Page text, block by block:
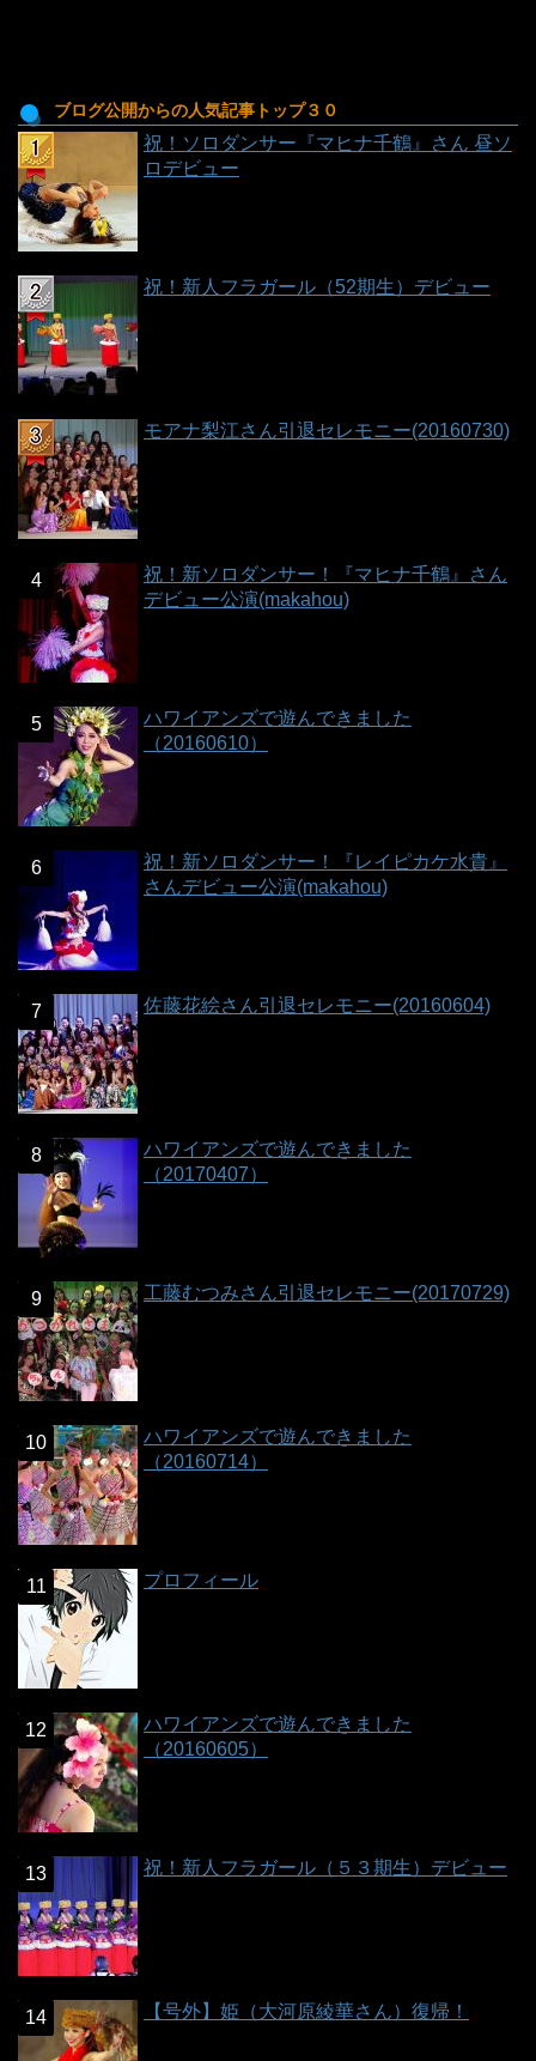
ブログ公開からの人気記事トップ３０
祝！ソロダンサー『マヒナ千鶴』さん 昼ソ
ロデビュー
祝！新人フラガール（52期生）デビュー
モアナ梨江さん引退セレモニー(20160730)
祝！新ソロダンサー！『マヒナ千鶴』さん
デビュー公演(makahou)
ハワイアンズで遊んできました
（20160610）
祝！新ソロダンサー！『レイピカケ水貴』
さんデビュー公演(makahou)
佐藤花絵さん引退セレモニー(20160604)
ハワイアンズで遊んできました
（20170407）
工藤むつみさん引退セレモニー(20170729)
ハワイアンズで遊んできました
（20160714）
プロフィール
ハワイアンズで遊んできました
（20160605）
祝！新人フラガール（５３期生）デビュー
【号外】姫（大河原綾華さん）復帰！